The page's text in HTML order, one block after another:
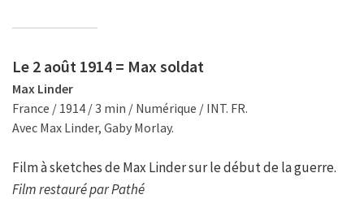
Le 2 août 1914 = Max soldat
Max Linder
France / 1914 / 3 min / Numérique / INT. FR.
Avec Max Linder, Gaby Morlay.
Film à sketches de Max Linder sur le début de la guerre.
Film restauré par Pathé